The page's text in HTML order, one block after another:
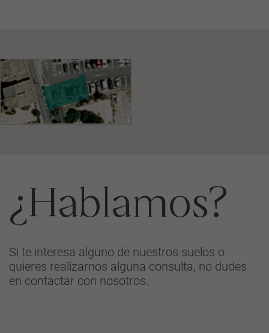
¿Hablamos?
Si te interesa alguno de nuestros suelos o
quieres realizarnos alguna consulta, no dudes
en contactar con nosotros.